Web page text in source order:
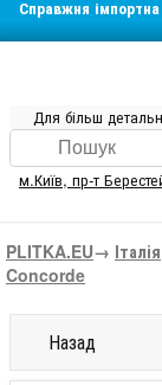
Справжня
Для більш
м.Київ, пр-т
PLITKA.EU→ Італія
Concorde
Назад